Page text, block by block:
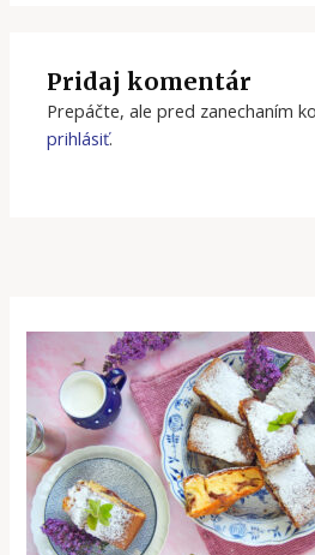
Pridaj komentár
Prepáčte, ale pred zanechaním
prihlásiť.